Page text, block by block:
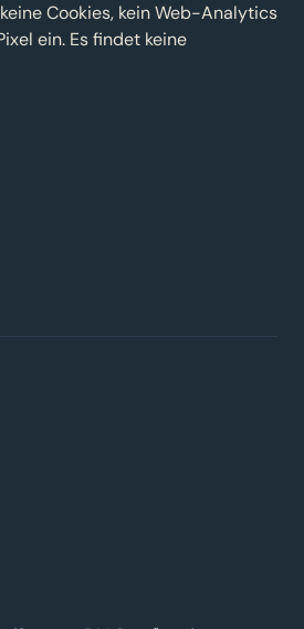
Cookies, kein Web-Analytics
ein. Es findet keine